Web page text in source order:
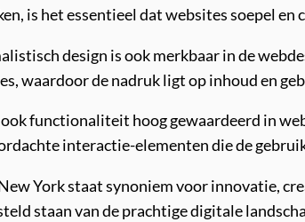
is het essentieel dat websites soepel
design is ook merkbaar in de
waardoor de nadruk ligt op inhoud en
functionaliteit hoog gewaardeerd in
interactie-elementen die de
York staat synoniem voor innovatie,
staan ​​van de prachtige digitale